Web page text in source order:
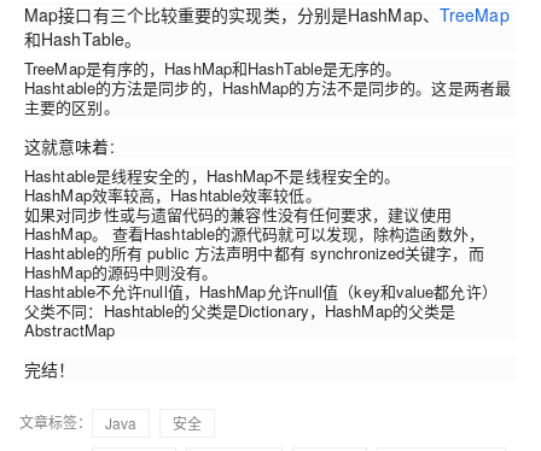
Map接口有三个比较重要的实现类，分别是HashMap、 TreeMap
和HashTable。
TreeMap是有序的，HashMap和HashTable是无序的。
Hashtable的方法是同步的，HashMap的方法不是同步的。这是两者最
主要的区别。
这就意味着:
Hashtable是线程安全的，HashMap不是线程安全的。
HashMap效率较高，Hashtable效率较低。
如果对同步性或与遗留代码的兼容性没有任何要求，建议使用
HashMap。 查看Hashtable的源代码就可以发现，除构造函数外，
Hashtable的所有 public 方法声明中都有 synchronized关键字，而
HashMap的源码中则没有。
Hashtable不允许null值，HashMap允许null值（key和value都允许）
父类不同：Hashtable的父类是Dictionary，HashMap的父类是
AbstractMap
完结！
文章标签： Java
安全